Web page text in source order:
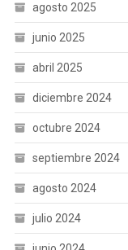
agosto 2025
junio 2025
abril 2025
diciembre 2024
octubre 2024
septiembre 2024
agosto 2024
julio 2024